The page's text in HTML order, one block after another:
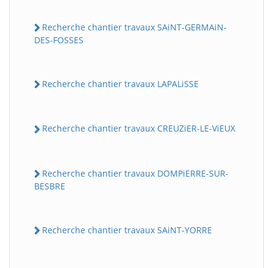
Recherche chantier travaux SAiNT-GERMAiN-
DES-FOSSES
Recherche chantier travaux LAPALiSSE
Recherche chantier travaux CREUZiER-LE-ViEUX
Recherche chantier travaux DOMPiERRE-SUR-
BESBRE
Recherche chantier travaux SAiNT-YORRE